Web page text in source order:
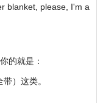
blanket, please, I'm a
的就是：
）这类。